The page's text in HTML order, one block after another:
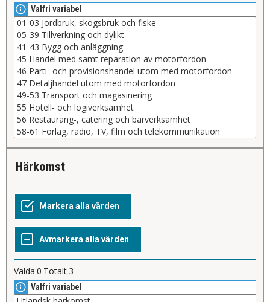
Valfri variabel
härkomst
Valda 0 Totalt3
Valfri variabel